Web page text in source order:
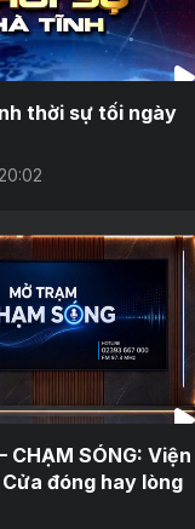
thời sự tối ngày
CHẠM SÓNG: Viện
đóng hay lòng